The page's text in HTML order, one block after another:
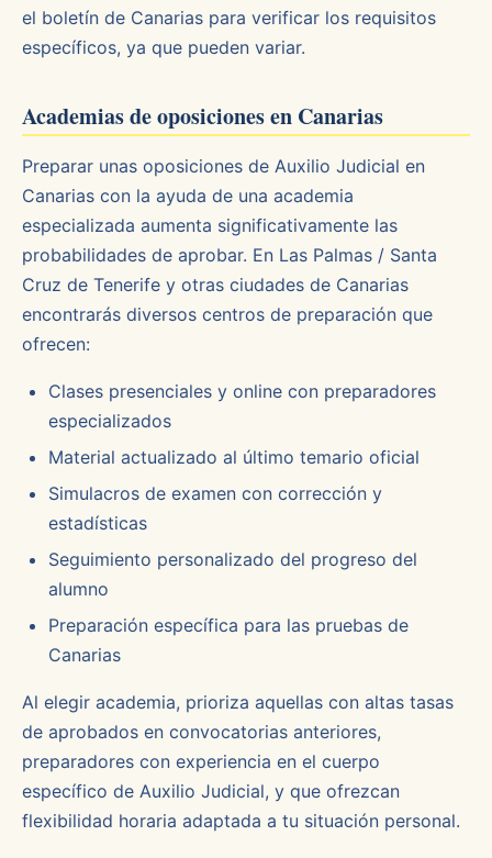
el boletín de Canarias para verificar los requisitos
específicos, ya que pueden variar.
Academias de oposiciones en Canarias
Preparar unas oposiciones de Auxilio Judicial en
Canarias con la ayuda de una academia
especializada aumenta significativamente las
probabilidades de aprobar. En Las Palmas / Santa
Cruz de Tenerife y otras ciudades de Canarias
encontrarás diversos centros de preparación que
ofrecen:
Clases presenciales y online con preparadores
especializados
Material actualizado al último temario oficial
Simulacros de examen con corrección y
estadísticas
Seguimiento personalizado del progreso del
alumno
Preparación específica para las pruebas de
Canarias
Al elegir academia, prioriza aquellas con altas tasas
de aprobados en convocatorias anteriores,
preparadores con experiencia en el cuerpo
específico de Auxilio Judicial, y que ofrezcan
flexibilidad horaria adaptada a tu situación personal.